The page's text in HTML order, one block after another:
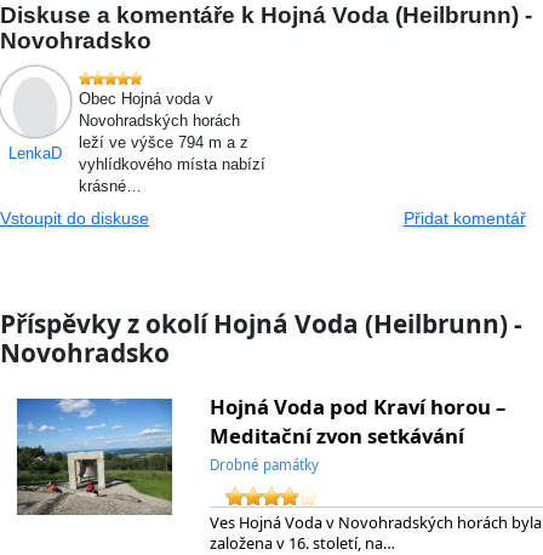
Diskuse a komentáře k Hojná Voda (Heilbrunn) -
Novohradsko
LenkaD
Obec Hojná voda v
Novohradských horách
leží ve výšce 794 m a z
vyhlídkového místa nabízí
krásné…
Vstoupit do diskuse Přidat komentář
Příspěvky z okolí Hojná Voda (Heilbrunn) -
Novohradsko
Hojná Voda pod Kraví horou –
Meditační zvon setkávání
Drobné památky
Ves Hojná Voda v Novohradských horách byla
založena v 16. století, na…